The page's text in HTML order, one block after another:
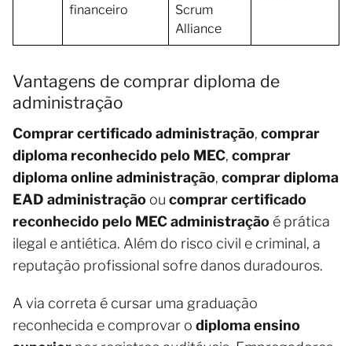
financeiro
Scrum
Alliance
Vantagens de comprar diploma de
administração
Comprar certificado administração, comprar
diploma reconhecido pelo MEC, comprar
diploma online administração, comprar diploma
EAD administração ou comprar certificado
reconhecido pelo MEC administração é prática
ilegal e antiética. Além do risco civil e criminal, a
reputação profissional sofre danos duradouros.
A via correta é cursar uma graduação
reconhecida e comprovar o diploma ensino